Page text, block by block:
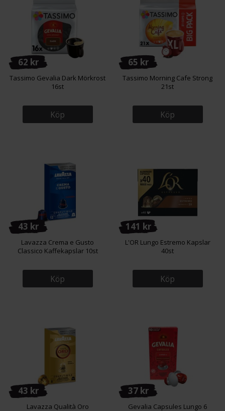
62 kr
Tassimo Gevalia Dark Mörkrost
16st
Köp
65 kr
Tassimo Morning Cafe Strong
21st
Köp
43 kr
Lavazza Crema e Gusto
Classico Kaffekapslar 10st
Köp
141 kr
L'OR Lungo Estremo Kapslar
40st
Köp
43 kr
Lavazza Qualità Oro
37 kr
Gevalia Capsules Lungo 6